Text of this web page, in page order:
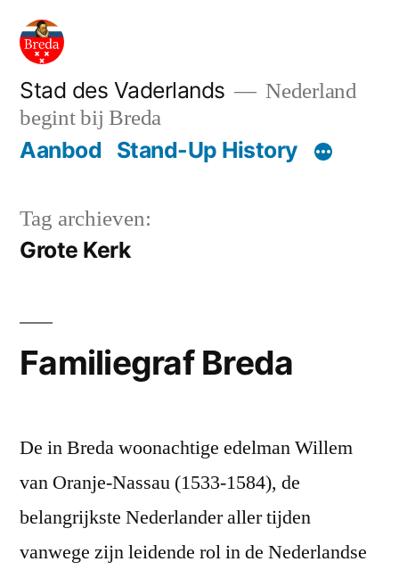
naar
inhoud
Stad des Vaderlands
Nederland
begint bij Breda
Aanbod Stand-Up History
Tag archieven:
Grote Kerk
Familiegraf Breda
De in Breda woonachtige edelman Willem
van Oranje-Nassau (1533-1584), de
belangrijkste Nederlander aller tijden
vanwege zijn leidende rol in de Nederlandse